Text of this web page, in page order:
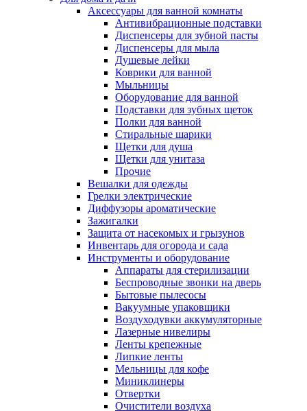
Аксессуары для ванной комнаты
Антивибрационные подставки
Диспенсеры для зубной пасты
Диспенсеры для мыла
Душевые лейки
Коврики для ванной
Мыльницы
Оборудование для ванной
Подставки для зубных щеток
Полки для ванной
Стиральные шарики
Щетки для душа
Щетки для унитаза
Прочие
Вешалки для одежды
Грелки электрические
Диффузоры ароматические
Зажигалки
Защита от насекомых и грызунов
Инвентарь для огорода и сада
Инструменты и оборудование
Аппараты для стерилизации
Беспроводные звонки на дверь
Бытовые пылесосы
Вакуумные упаковщики
Воздуходувки аккумуляторные
Лазерные нивелиры
Ленты крепежные
Липкие ленты
Мельницы для кофе
Миниклинеры
Отвертки
Очистители воздуха